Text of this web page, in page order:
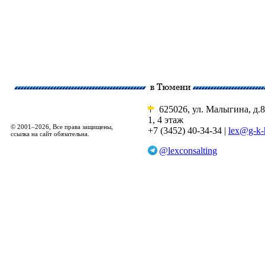
© 2001–2026, Все права защищены,
ссылка на сайт обязательна.
625026, ул. Малыгина,
1, 4 этаж
+7 (3452) 40-34-34 | lex@g-
@lexconsalting